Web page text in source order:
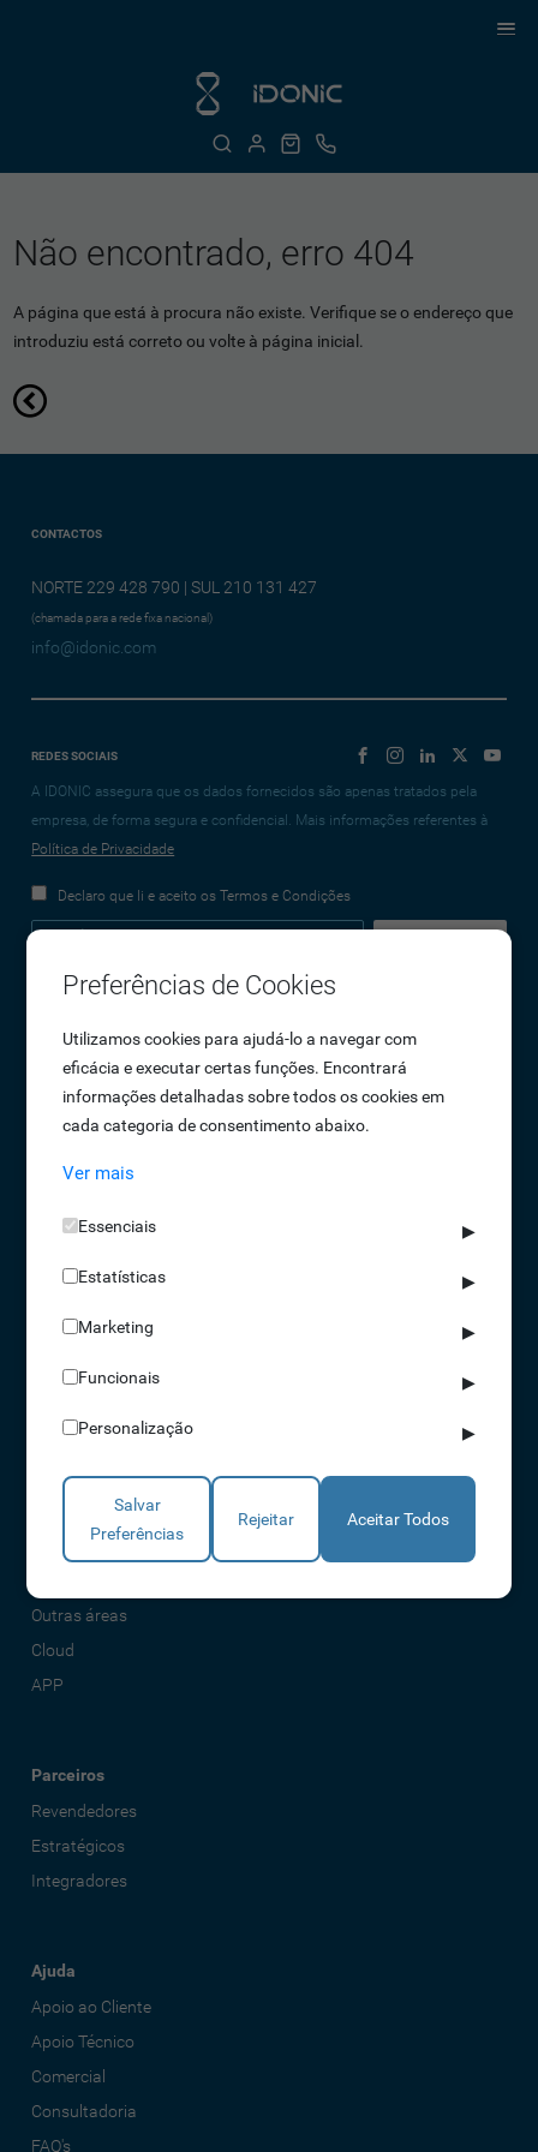
Não encontrado, erro 404
A página que está à procura não existe. Verifique se o endereço que
introduziu está correto ou volte à página inicial.
CONTACTOS
NORTE 229 428 790 | SUL 210 131 427
(chamada para a rede fixa nacional)
info@idonic.com
REDES SOCIAIS
A IDONIC assegura que os dados fornecidos são apenas tratados pela
empresa, de forma segura e confidencial. Mais informações referentes à
Política de Privacidade
Declaro que li e aceito os Termos e Condições
Empresa
Sobre Nós
Oportunidades de Emprego
Termos e Condições
Política de Privacidade
Livro de reclamações
Soluções
Acessos
Torniquetes
Parques Auto
Rondas e Serviços
Outras áreas
Cloud
APP
Parceiros
Revendedores
Estratégicos
Integradores
Ajuda
Apoio ao Cliente
Apoio Técnico
Comercial
Consultadoria
FAQ's
Preferências de Cookies
Utilizamos cookies para ajudá-lo a navegar com
eficácia e executar certas funções. Encontrará
informações detalhadas sobre todos os cookies em
cada categoria de consentimento abaixo.
Ver mais
Essenciais ▶
Estatísticas ▶
Marketing ▶
Funcionais ▶
Personalização ▶
Salvar
Preferências
Rejeitar Aceitar Todos